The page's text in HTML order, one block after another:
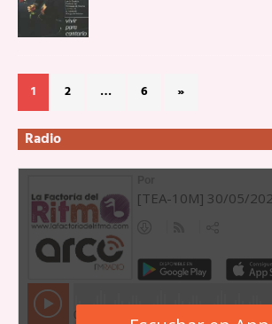
1 2 … 6 »
Radio